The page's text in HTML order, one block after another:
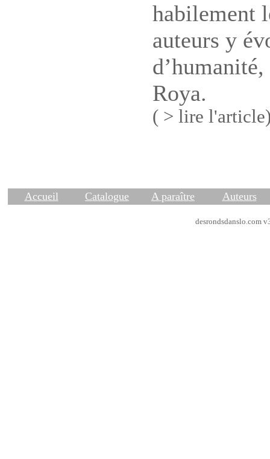
habilement
auteurs y
Roya.
( > lire
Accueil Catalogue A paraître Auteurs
desrondsdanslo.com